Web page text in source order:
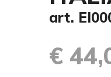
art.
€